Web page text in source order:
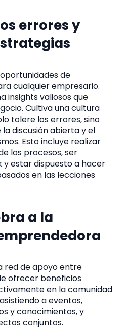
errores y
de
cualquier empresario.
insights valiosos que
Cultiva una cultura
tolere los errores, sino
discusión abierta y el
Esto incluye realizar
los procesos, ser
estar dispuesto a hacer
en las lecciones
a la
red de apoyo entre
ofrecer beneficios
en la comunidad
a eventos,
y conocimientos, y
conjuntos.